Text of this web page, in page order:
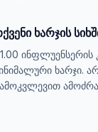
ხარჯის
ინფლუენსერის
ხარჯი.